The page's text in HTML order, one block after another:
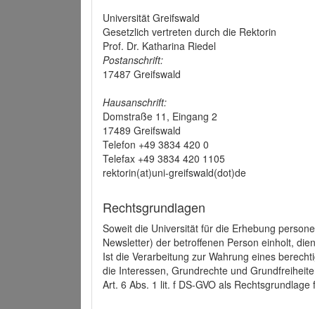
Universität Greifswald
Gesetzlich vertreten durch die Rektorin
Prof. Dr. Katharina Riedel
Postanschrift:
17487 Greifswald
Hausanschrift:
Domstraße 11, Eingang 2
17489 Greifswald
Telefon +49 3834 420 0
Telefax +49 3834 420 1105
rektorin(at)uni-greifswald(dot)de
Rechtsgrundlagen
Soweit die Universität für die Erhebung
Newsletter) der betroffenen Person einholt,
Ist die Verarbeitung zur Wahrung eines
die Interessen, Grundrechte und
Art. 6 Abs. 1 lit. f DS-GVO als